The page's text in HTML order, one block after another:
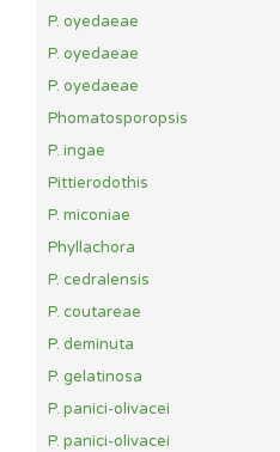
P. oyedaeae
P. oyedaeae
P. oyedaeae
Phomatosporopsis
P. ingae
Pittierodothis
P. miconiae
Phyllachora
P. cedralensis
P. coutareae
P. deminuta
P. gelatinosa
P. panici-olivacei
P. panici-olivacei